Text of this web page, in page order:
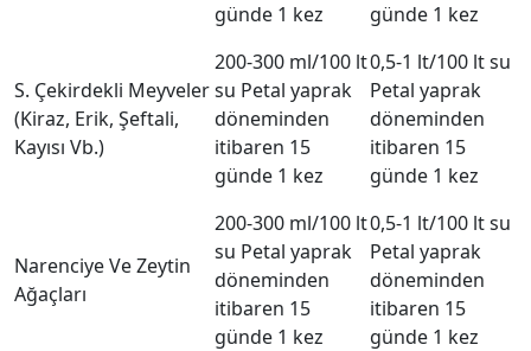
günde 1 kez
günde 1 kez
S. Çekirdekli Meyveler
(Kiraz, Erik, Şeftali,
Kayısı Vb.)
200-300 ml/100 lt
su Petal yaprak
döneminden
itibaren 15
günde 1 kez
0,5-1 lt/100 lt su
Petal yaprak
döneminden
itibaren 15
günde 1 kez
Narenciye Ve Zeytin
Ağaçları
200-300 ml/100 lt
su Petal yaprak
döneminden
itibaren 15
günde 1 kez
0,5-1 lt/100 lt su
Petal yaprak
döneminden
itibaren 15
günde 1 kez